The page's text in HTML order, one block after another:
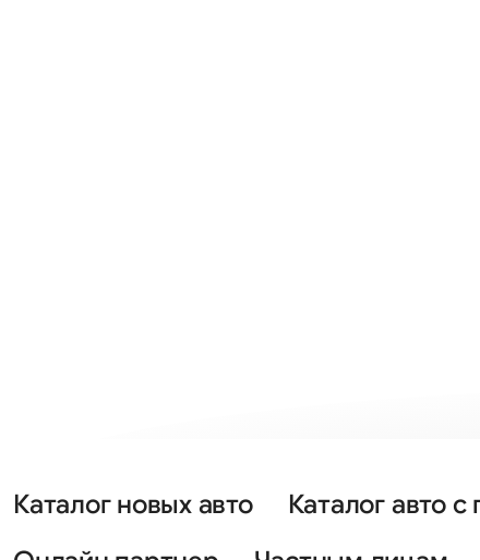
Каталог новых авто
Каталог авто с